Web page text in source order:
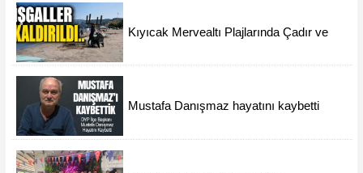
Kıyıcak Mervealtı Plajlarında Çadır ve
Mustafa Danışmaz hayatını kaybetti